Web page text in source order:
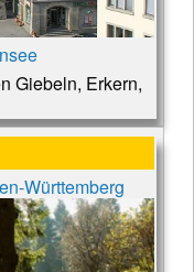
Giebeln, Erkern,
Württemberg